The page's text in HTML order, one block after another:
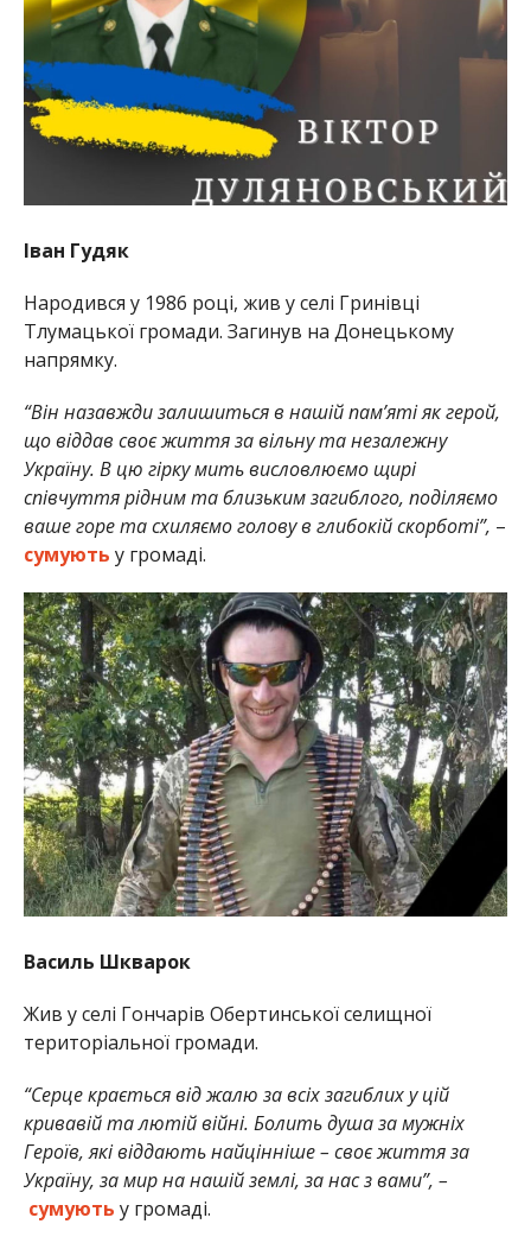
Іван Гудяк
Народився у 1986 році, жив у селі Гринівці
Тлумацької громади. Загинув на Донецькому
напрямку.
“Він назавжди залишиться в нашій пам’яті як герой,
що віддав своє життя за вільну та незалежну
Україну. В цю гірку мить висловлюємо щирі
співчуття рідним та близьким загиблого, поділяємо
ваше горе та схиляємо голову в глибокій скорботі”, –
сумують у громаді.
Василь Шкварок
Жив у селі Гончарів Обертинської селищної
територіальної громади.
“Серце крається від жалю за всіх загиблих у цій
кривавій та лютій війні. Болить душа за мужніх
Героїв, які віддають найцінніше – своє життя за
Україну, за мир на нашій землі, за нас з вами”, –
сумують у громаді.